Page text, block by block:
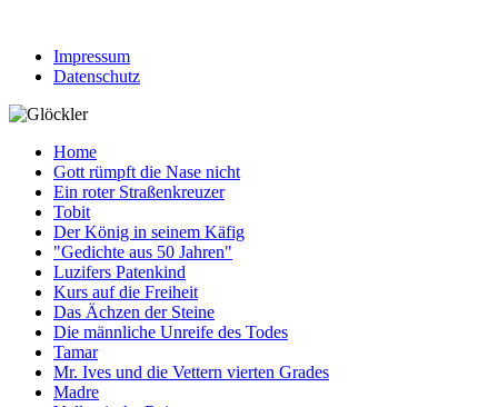
Impressum
Datenschutz
Home
Gott rümpft die Nase nicht
Ein roter Straßenkreuzer
Tobit
Der König in seinem Käfig
"Gedichte aus 50 Jahren"
Luzifers Patenkind
Kurs auf die Freiheit
Das Ächzen der Steine
Die männliche Unreife des Todes
Tamar
Mr. Ives und die Vettern vierten Grades
Madre